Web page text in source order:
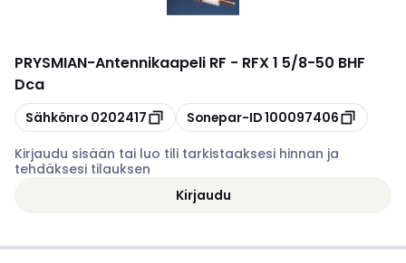
PRYSMIAN-Antennikaapeli RF - RFX 1 5/8-50 BHF
Dca
Kopioi
Sähkönro 0202417 Kopioi
Sonepar-ID100097406
Kirjaudu sisään tai luo tili tarkistaaksesi hinnan ja
tehdäksesi tilauksen
Kirjaudu